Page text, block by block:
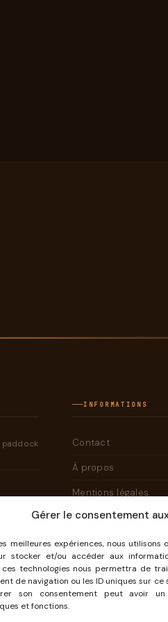
Gérer le consentement
meilleures expériences, nous utilisons
stocker et/ou accéder aux
technologies nous permettra de
de navigation ou les ID uniques sur
son consentement peut avoir
et fonctions.
INFORMATIONS
Contact
À propos
Mentions légales
Cookies